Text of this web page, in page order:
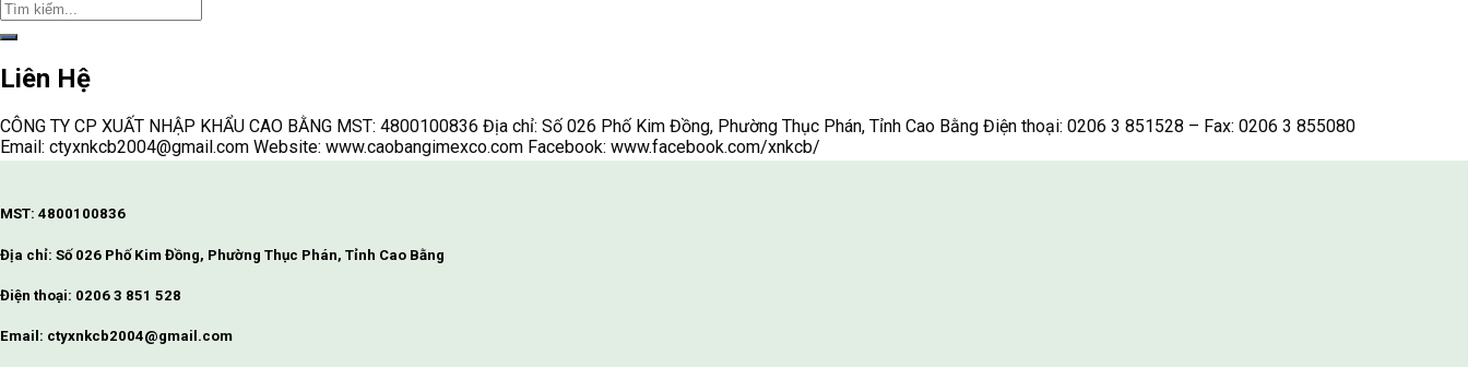
Liên Hệ
CÔNG TY CP XUẤT NHẬP KHẨU CAO BẰNG MST: 4800100836 Địa chỉ: Số 026 Phố Kim Đồng, Phường Thục Phán, Tỉnh Cao Bằng Điện thoại: 0206 3 851528 – Fax: 0206 3 855080
Email: ctyxnkcb2004@gmail.com Website: www.caobangimexco.com Facebook: www.facebook.com/xnkcb/
MST: 4800100836
Địa chỉ: Số 026 Phố Kim Đồng, Phường Thục Phán, Tỉnh Cao Bằng
Điện thoại: 0206 3 851 528
Email: ctyxnkcb2004@gmail.com